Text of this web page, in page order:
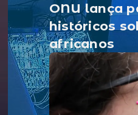
ONU lança
históricos
africanos